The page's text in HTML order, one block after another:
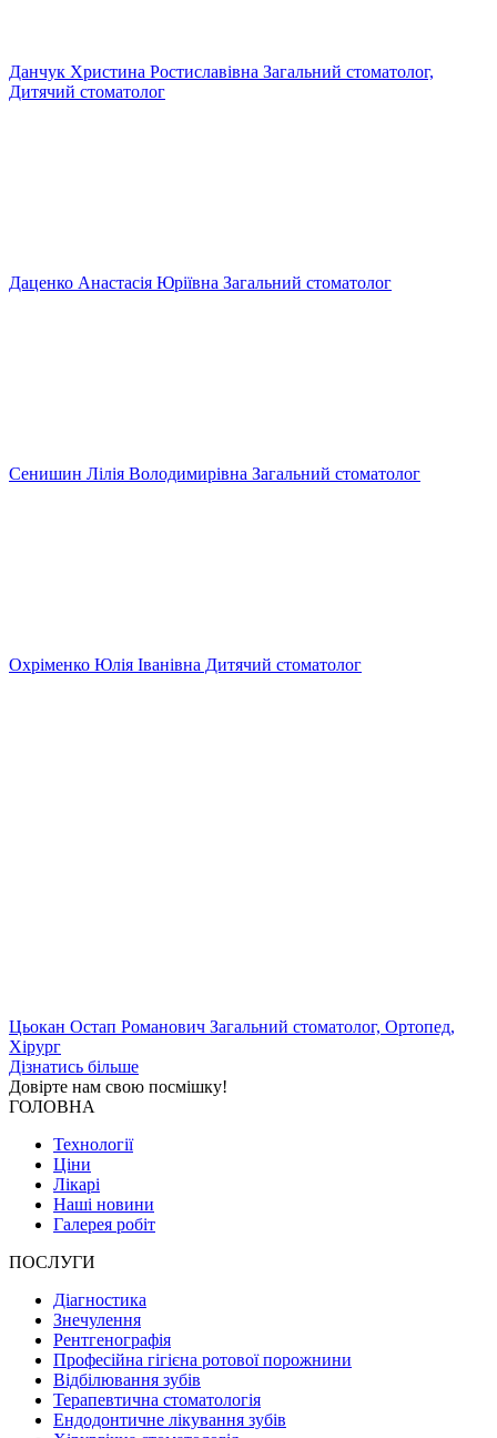
Данчук Христина Ростиславівна Загальний стоматолог,
Дитячий стоматолог
Даценко Анастасія Юріївна Загальний стоматолог
Сенишин Лілія Володимирівна Загальний стоматолог
Охріменко Юлія Іванівна Дитячий стоматолог
Цьокан Остап Романович Загальний стоматолог, Ортопед,
Хірург
Дізнатись більше
Довірте нам свою посмішку!
ГОЛОВНА
Технології
Ціни
Лікарі
Наші новини
Галерея робіт
ПОСЛУГИ
Діагностика
Знечулення
Рентгенографія
Професійна гігієна ротової порожнини
Відбілювання зубів
Терапевтична стоматологія
Ендодонтичне лікування зубів